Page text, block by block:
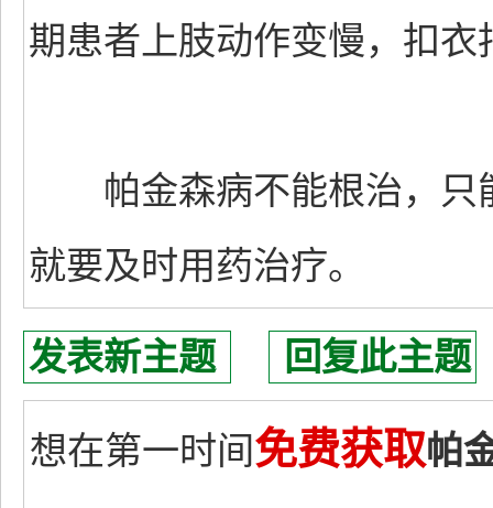
期患者上肢动作变慢，扣
帕金森病不能根治，只
就要及时用药治疗。
发表新主题 回复此主题
想在第一时间免费获取帕